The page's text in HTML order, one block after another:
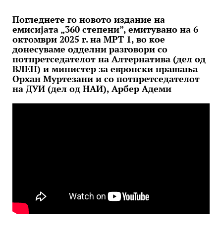
Погледнете го новото издание на
емисијата „360 степени”, емитувано на 6
октомври 2025 г. на МРТ 1, во кое
донесуваме одделни разговори со
потпретседателот на Алтернатива (дел од
ВЛЕН) и министер за европски прашања
Орхан Муртезани и со потпретседателот
на ДУИ (дел од НАИ), Арбер Адеми